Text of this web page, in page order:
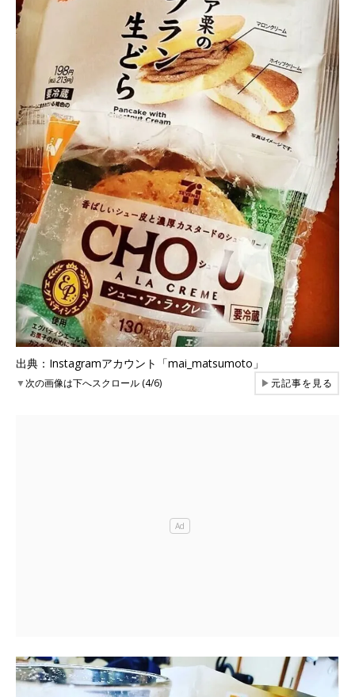
出典：Instagramアカウント「mai_matsumoto」
▼次の画像は下へスクロール (4/6) ▶元記事を見る